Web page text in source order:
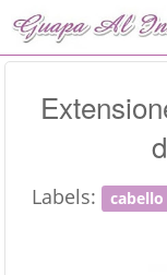
Labels: cabello